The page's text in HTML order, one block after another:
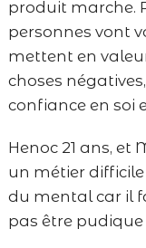
produit marche.
personnes vont
mettent en
choses
confiance en soi
Henoc 21 ans, et
un métier difficile
du mental car il
pas être